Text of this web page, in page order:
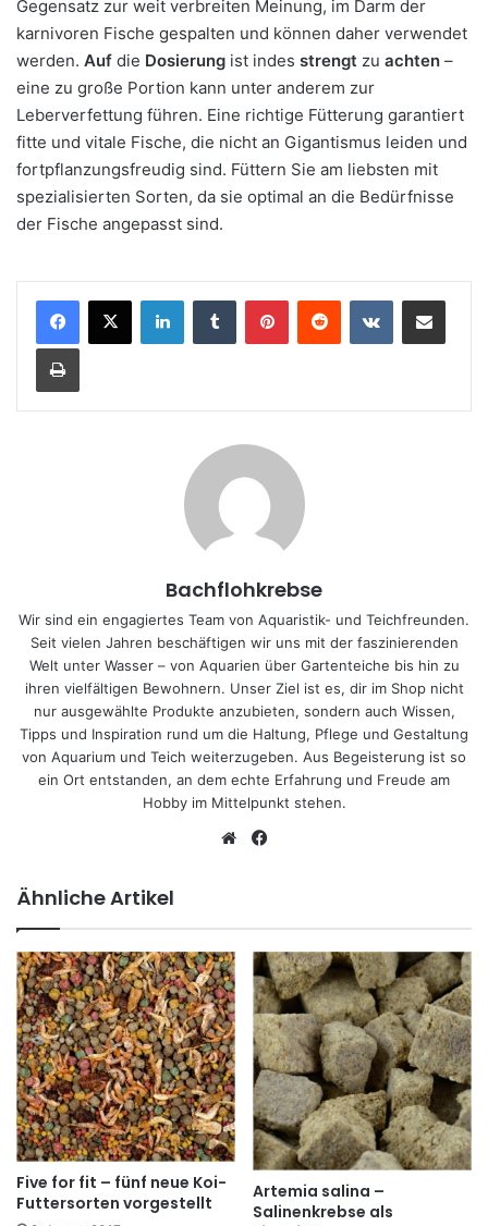
Gegensatz zur weit verbreiten Meinung, im Darm der
karnivoren Fische gespalten und können daher verwendet
werden. Auf die Dosierung ist indes strengt zu achten –
eine zu große Portion kann unter anderem zur
Leberverfettung führen. Eine richtige Fütterung garantiert
fitte und vitale Fische, die nicht an Gigantismus leiden und
fortpflanzungsfreudig sind. Füttern Sie am liebsten mit
spezialisierten Sorten, da sie optimal an die Bedürfnisse
der Fische angepasst sind.
Bachflohkrebse
Wir sind ein engagiertes Team von Aquaristik- und Teichfreunden.
Seit vielen Jahren beschäftigen wir uns mit der faszinierenden
Welt unter Wasser – von Aquarien über Gartenteiche bis hin zu
ihren vielfältigen Bewohnern. Unser Ziel ist es, dir im Shop nicht
nur ausgewählte Produkte anzubieten, sondern auch Wissen,
Tipps und Inspiration rund um die Haltung, Pflege und Gestaltung
von Aquarium und Teich weiterzugeben. Aus Begeisterung ist so
ein Ort entstanden, an dem echte Erfahrung und Freude am
Hobby im Mittelpunkt stehen.
We
Ähnliche Artikel
Five for fit – fünf neue Koi-
Futtersorten vorgestellt
Artemia salina –
Salinenkrebse als